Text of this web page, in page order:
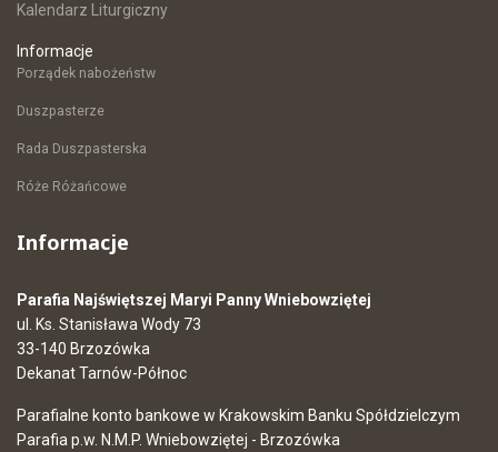
Kalendarz Liturgiczny
Informacje
Porządek nabożeństw
Duszpasterze
Rada Duszpasterska
Róże Różańcowe
Informacje
Parafia Najświętszej Maryi Panny Wniebowziętej
ul. Ks. Stanisława Wody 73
33-140 Brzozówka
Dekanat Tarnów-Północ
Parafialne konto bankowe w Krakowskim Banku Spółdzielczym
Parafia p.w. N.M.P. Wniebowziętej - Brzozówka